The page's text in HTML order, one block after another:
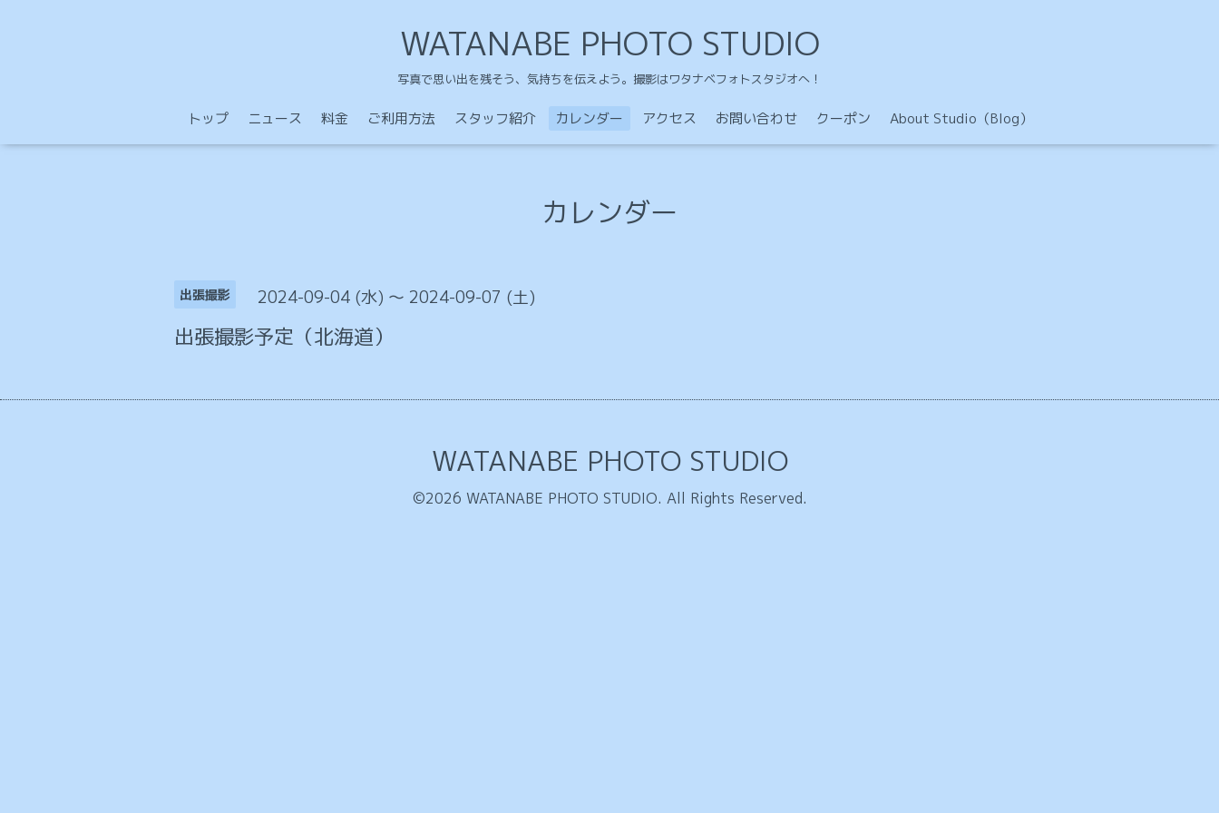
WATANABE PHOTO STUDIO
写真で思い出を残そう、気持ちを伝えよう。撮影はワタナベフォトスタジオへ！
トップ ニュース 料金 ご利用方法 スタッフ紹介 カレンダー アクセス お問い合わせ クーポン About Studio（Blog）
カレンダー
出張撮影 2024-09-04 (水) ～ 2024-09-07 (土)
出張撮影予定（北海道）
WATANABE PHOTO STUDIO
©2026 WATANABE PHOTO STUDIO. All Rights Reserved.